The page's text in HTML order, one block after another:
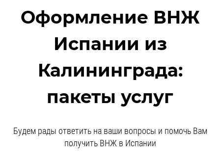
Оформление ВНЖ
Испании из
Калининграда:
пакеты услуг
Будем рады ответить на ваши вопросы и помочь Вам
получить ВНЖ в Испании